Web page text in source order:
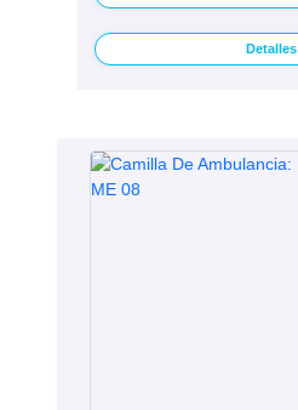
Detalles